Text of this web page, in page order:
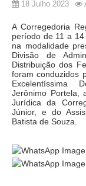
Jurisprudência
Consulta
Falcão - Busca
Pangea -
Súmulas
Precedentes
Centro de
Assédio
18 Julho 2023
A Corregedoria
período de 11 a
na modalidade
Divisão de
Distribuição dos
foram conduzidos
Excelentíssima
Jerônimo Portela,
Jurídica da
Júnior, e do
Batista de Souza.